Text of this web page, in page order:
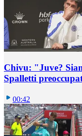
Chivu: "Juve?
Spalletti
00:42